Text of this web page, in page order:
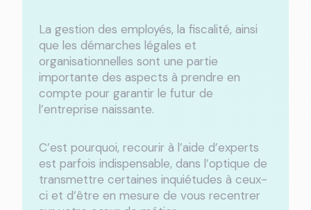
La gestion des employés, la fiscalité, ainsi
que les démarches légales et
organisationnelles sont une partie
importante des aspects à prendre en
compte pour garantir le futur de
l’entreprise naissante.
C’est pourquoi, recourir à l’aide d’experts
est parfois indispensable, dans l’optique de
transmettre certaines inquiétudes à ceux-
ci et d’être en mesure de vous recentrer